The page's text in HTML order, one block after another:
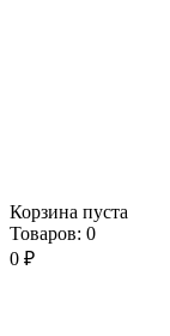
Корзина пуста
Товаров: 0
0 ₽